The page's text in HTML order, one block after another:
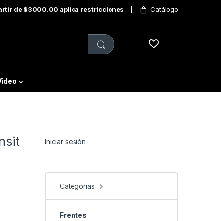
de $3000.00 aplica restricciones Catálogo
Iniciar sesión
Categorías
Frentes